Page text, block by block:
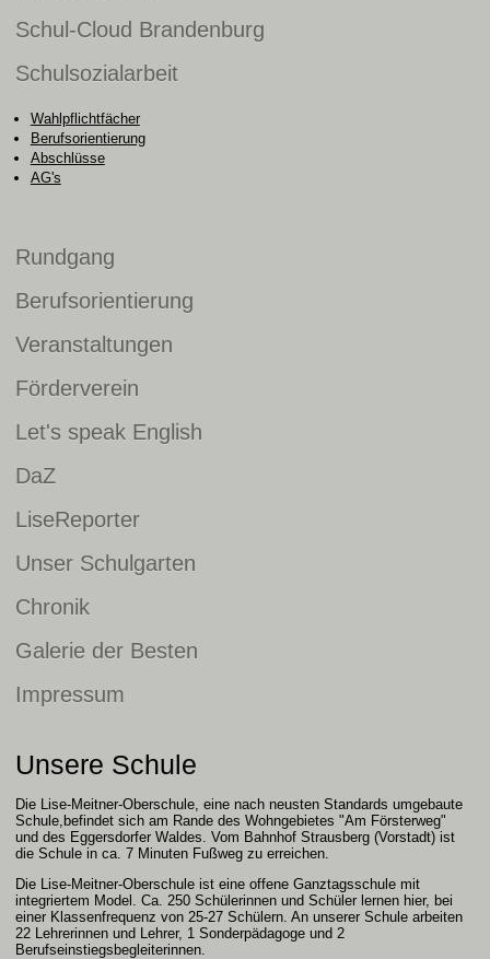
Schul-Cloud Brandenburg
Schulsozialarbeit
Wahlpflichtfächer
Berufsorientierung
Abschlüsse
AG's
Rundgang
Berufsorientierung
Veranstaltungen
Förderverein
Let's speak English
DaZ
LiseReporter
Unser Schulgarten
Chronik
Galerie der Besten
Impressum
Unsere Schule
Die Lise-Meitner-Oberschule, eine nach neusten Standards umgebaute
Schule,befindet sich am Rande des Wohngebietes "Am Försterweg"
und des Eggersdorfer Waldes. Vom Bahnhof Strausberg (Vorstadt) ist
die Schule in ca. 7 Minuten Fußweg zu erreichen.
Die Lise-Meitner-Oberschule ist eine offene Ganztagsschule mit
integriertem Model. Ca. 250 Schülerinnen und Schüler lernen hier, bei
einer Klassenfrequenz von 25-27 Schülern. An unserer Schule arbeiten
22 Lehrerinnen und Lehrer, 1 Sonderpädagoge und 2
Berufseinstiegsbegleiterinnen.